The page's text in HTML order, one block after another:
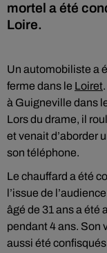
mortel a été
Loire.
Un automobiliste a
ferme dans le Loiret
à Guigneville dans
Lors du drame, il
et venait d’aborder
son téléphone.
Le chauffard a été
l’issue de
âgé de 31 ans a été
pendant 4 ans. Son
aussi été